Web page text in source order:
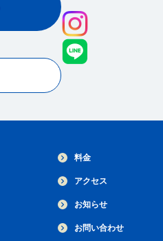
料金
アクセス
お知らせ
お問い合わせ